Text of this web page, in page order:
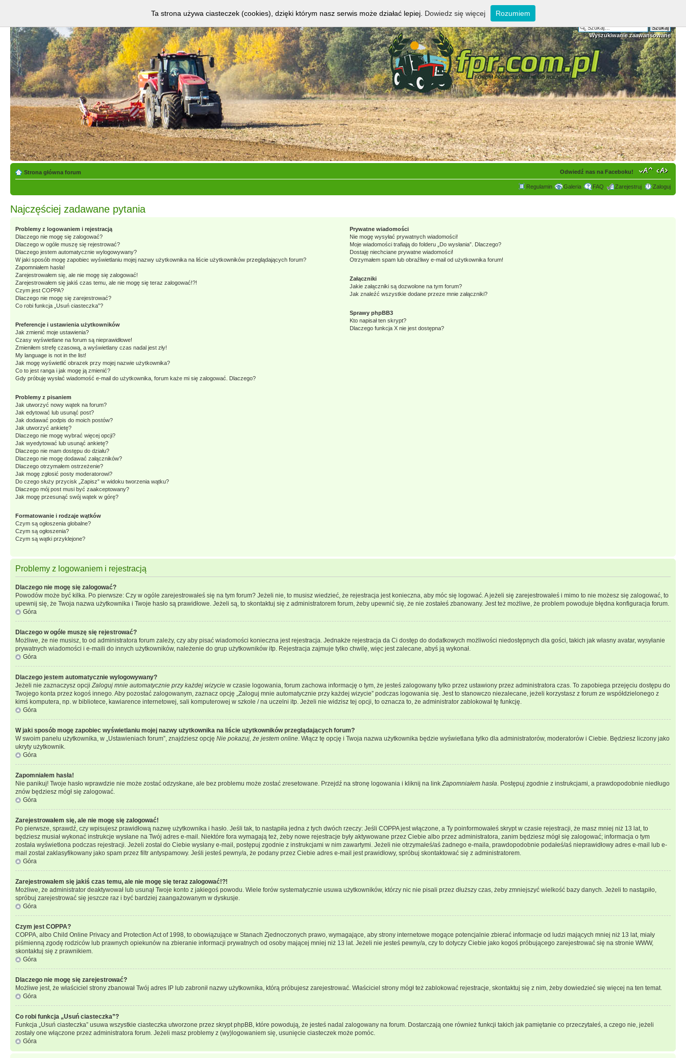
Wyszukiwanie zaawansowane
Strona główna forum Odwiedź nas na Faceboku!
Regulamin Galeria FAQ Zarejestruj Zaloguj
Najczęściej zadawane pytania
Problemy z logowaniem i rejestracją
Dlaczego nie mogę się zalogować?
Dlaczego w ogóle muszę się rejestrować?
Dlaczego jestem automatycznie wylogowywany?
W jaki sposób mogę zapobiec wyświetlaniu mojej nazwy użytkownika na liście użytkowników przeglądających forum?
Zapomniałem hasła!
Zarejestrowałem się, ale nie mogę się zalogować!
Zarejestrowałem się jakiś czas temu, ale nie mogę się teraz zalogować!?!
Czym jest COPPA?
Dlaczego nie mogę się zarejestrować?
Co robi funkcja „Usuń ciasteczka”?
Preferencje i ustawienia użytkowników
Jak zmienić moje ustawienia?
Czasy wyświetlane na forum są nieprawidłowe!
Zmieniłem strefę czasową, a wyświetlany czas nadal jest zły!
My language is not in the list!
Jak mogę wyświetlić obrazek przy mojej nazwie użytkownika?
Co to jest ranga i jak mogę ją zmienić?
Gdy próbuję wysłać wiadomość e-mail do użytkownika, forum każe mi się zalogować. Dlaczego?
Problemy z pisaniem
Jak utworzyć nowy wątek na forum?
Jak edytować lub usunąć post?
Jak dodawać podpis do moich postów?
Jak utworzyć ankietę?
Dlaczego nie mogę wybrać więcej opcji?
Jak wyedytować lub usunąć ankietę?
Dlaczego nie mam dostępu do działu?
Dlaczego nie mogę dodawać załączników?
Dlaczego otrzymałem ostrzeżenie?
Jak mogę zgłosić posty moderatorowi?
Do czego służy przycisk „Zapisz” w widoku tworzenia wątku?
Dlaczego mój post musi być zaakceptowany?
Jak mogę przesunąć swój wątek w górę?
Formatowanie i rodzaje wątków
Czym są ogłoszenia globalne?
Czym są ogłoszenia?
Czym są wątki przyklejone?
Prywatne wiadomości
Nie mogę wysyłać prywatnych wiadomości!
Moje wiadomości trafiają do folderu „Do wysłania”. Dlaczego?
Dostaję niechciane prywatne wiadomości!
Otrzymałem spam lub obraźliwy e-mail od użytkownika forum!
Załączniki
Jakie załączniki są dozwolone na tym forum?
Jak znaleźć wszystkie dodane przeze mnie załączniki?
Sprawy phpBB3
Kto napisał ten skrypt?
Dlaczego funkcja X nie jest dostępna?
Problemy z logowaniem i rejestracją
Dlaczego nie mogę się zalogować?
Powodów może być kilka. Po pierwsze: Czy w ogóle zarejestrowałeś się na tym forum? Jeżeli nie, to musisz wiedzieć, że rejestracja jest konieczna, aby móc się logować. A jeżeli się zarejestrowałeś i mimo to nie możesz się zalogować, to
upewnij się, że Twoja nazwa użytkownika i Twoje hasło są prawidłowe. Jeżeli są, to skontaktuj się z administratorem forum, żeby upewnić się, że nie zostałeś zbanowany. Jest też możliwe, że problem powoduje błędna konfiguracja forum.
Góra
Dlaczego w ogóle muszę się rejestrować?
Możliwe, że nie musisz, to od administratora forum zależy, czy aby pisać wiadomości konieczna jest rejestracja. Jednakże rejestracja da Ci dostęp do dodatkowych możliwości niedostępnych dla gości, takich jak własny avatar, wysyłanie
prywatnych wiadomości i e-maili do innych użytkowników, należenie do grup użytkowników itp. Rejestracja zajmuje tylko chwilę, więc jest zalecane, abyś ją wykonał.
Góra
Dlaczego jestem automatycznie wylogowywany?
Jeżeli nie zaznaczysz opcjiZaloguj mnie automatycznie przy każdej wizycie w czasie logowania, forum zachowa informację o tym, że jesteś zalogowany tylko przez ustawiony przez administratora czas. To zapobiega przejęciu dostępu do
Twojego konta przez kogoś innego. Aby pozostać zalogowanym, zaznacz opcję „Zaloguj mnie automatycznie przy każdej wizycie” podczas logowania się. Jest to stanowczo niezalecane, jeżeli korzystasz z forum ze współdzielonego z
kimś komputera, np. w bibliotece, kawiarence internetowej, sali komputerowej w szkole / na uczelni itp. Jeżeli nie widzisz tej opcji, to oznacza to, że administrator zablokował tę funkcję.
Góra
W jaki sposób mogę zapobiec wyświetlaniu mojej nazwy użytkownika na liście użytkowników przeglądających forum?
W swoim panelu użytkownika, w „Ustawieniach forum”, znajdziesz opcję Nie pokazuj, że jestem online. Włącz tę opcję i Twoja nazwa użytkownika będzie wyświetlana tylko dla administratorów, moderatorów i Ciebie. Będziesz liczony jako
ukryty użytkownik.
Góra
Zapomniałem hasła!
Nie panikuj! Twoje hasło wprawdzie nie może zostać odzyskane, ale bez problemu może zostać zresetowane. Przejdź na stronę logowania i kliknij na linkZapomniałem hasła. Postępuj zgodnie z instrukcjami, a prawdopodobnie niedługo
znów będziesz mógł się zalogować.
Góra
Zarejestrowałem się, ale nie mogę się zalogować!
Po pierwsze, sprawdź, czy wpisujesz prawidłową nazwę użytkownika i hasło. Jeśli tak, to nastąpiła jedna z tych dwóch rzeczy: Jeśli COPPA jest włączone, a Ty poinformowałeś skrypt w czasie rejestracji, że masz mniej niż 13 lat, to
będziesz musiał wykonać instrukcje wysłane na Twój adres e-mail. Niektóre fora wymagają też, żeby nowe rejestracje były aktywowane przez Ciebie albo przez administratora, zanim będziesz mógł się zalogować; informacja o tym
została wyświetlona podczas rejestracji. Jeżeli został do Ciebie wysłany e-mail, postępuj zgodnie z instrukcjami w nim zawartymi. Jeżeli nie otrzymałeś/aś żadnego e-maila, prawdopodobnie podałeś/aś nieprawidłowy adres e-mail lub e-
mail został zaklasyfikowany jako spam przez filtr antyspamowy. Jeśli jesteś pewny/a, że podany przez Ciebie adres e-mail jest prawidłowy, spróbuj skontaktować się z administratorem.
Góra
Zarejestrowałem się jakiś czas temu, ale nie mogę się teraz zalogować!?!
Możliwe, że administrator deaktywował lub usunął Twoje konto z jakiegoś powodu. Wiele forów systematycznie usuwa użytkowników, którzy nic nie pisali przez dłuższy czas, żeby zmniejszyć wielkość bazy danych. Jeżeli to nastąpiło,
spróbuj zarejestrować się jeszcze raz i być bardziej zaangażowanym w dyskusje.
Góra
Czym jest COPPA?
COPPA, albo Child Online Privacy and Protection Act of 1998, to obowiązujące w Stanach Zjednoczonych prawo, wymagające, aby strony internetowe mogące potencjalnie zbierać informacje od ludzi mających mniej niż 13 lat, miały
piśmienną zgodę rodziców lub prawnych opiekunów na zbieranie informacji prywatnych od osoby mającej mniej niż 13 lat. Jeżeli nie jesteś pewny/a, czy to dotyczy Ciebie jako kogoś próbującego zarejestrować się na stronie WWW,
skontaktuj się z prawnikiem.
Góra
Dlaczego nie mogę się zarejestrować?
Możliwe jest, że właściciel strony zbanował Twój adres IP lub zabronił nazwy użytkownika, którą próbujesz zarejestrować. Właściciel strony mógł też zablokować rejestracje, skontaktuj się z nim, żeby dowiedzieć się więcej na ten temat.
Góra
Co robi funkcja „Usuń ciasteczka”?
Funkcja „Usuń ciasteczka” usuwa wszystkie ciasteczka utworzone przez skrypt phpBB, które powodują, że jesteś nadal zalogowany na forum. Dostarczają one również funkcji takich jak pamiętanie co przeczytałeś, a czego nie, jeżeli
zostały one włączone przez administratora forum. Jeżeli masz problemy z (wy)logowaniem się, usunięcie ciasteczek może pomóc.
Góra
Ta strona używa ciasteczek (cookies), dzięki którym nasz serwis może działać lepiej. Dowiedz się więcej Rozumiem